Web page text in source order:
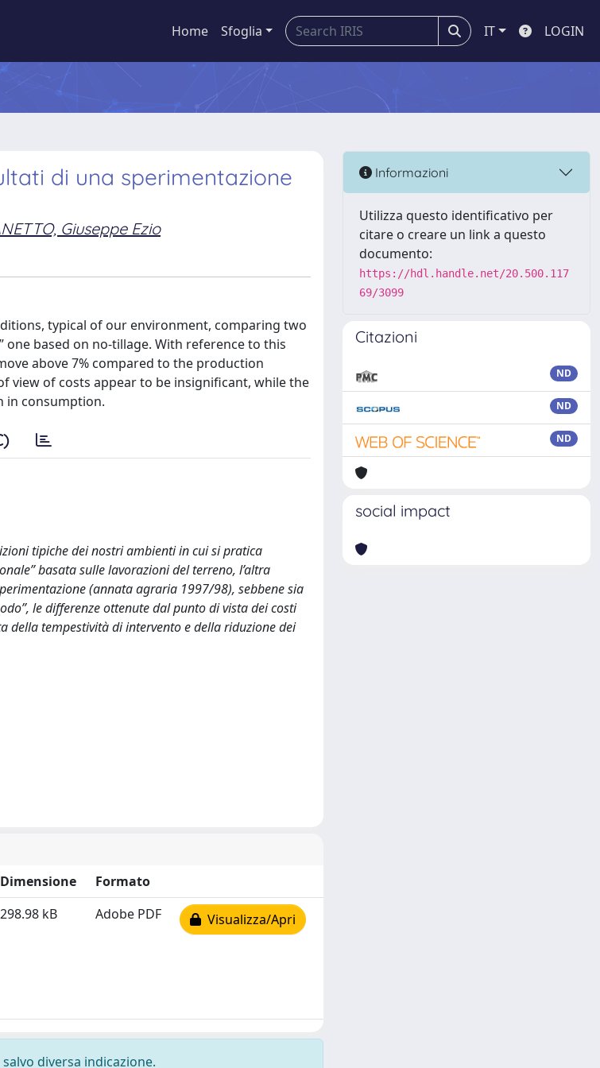
Home Sfoglia IT LOGIN
di una sperimentazione
Giuseppe Ezio
typical of our environment, comparing two
based on no-tillage. With reference to this
above 7% compared to the production
view of costs appear to be insignificant, while the
in consumption.
tipiche dei nostri ambienti in cui si pratica
basata sulle lavorazioni del terreno, l’altra
(annata agraria 1997/98), sebbene sia
le differenze ottenute dal punto di vista dei costi
tempestività di intervento e della riduzione dei
Dimensione
Formato
298.98 kB Adobe PDF Visualizza/Apri
diversa indicazione.
Informazioni
Utilizza questo identificativo per
citare o creare un link a questo
documento:
https://hdl.handle.net/20.500.117
69/3099
Citazioni
ND
ND
ND
social impact